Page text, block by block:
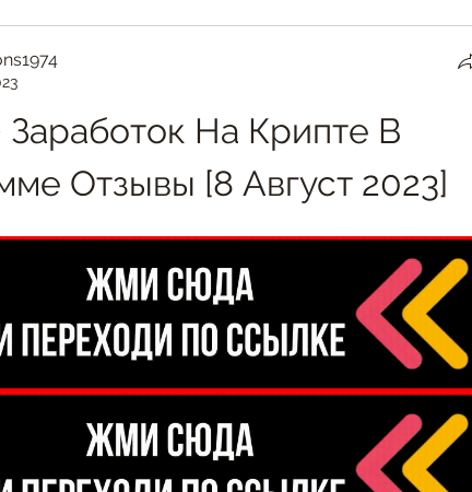
Заработок На Крипте В
Отзывы [8 Август 2023]